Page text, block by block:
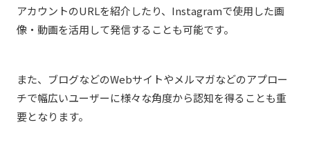
アカウントのURLを紹介したり、Instagramで使用した画
像・動画を活用して発信することも可能です。
また、ブログなどのWebサイトやメルマガなどのアプロー
チで幅広いユーザーに様々な角度から認知を得ることも重
要となります。